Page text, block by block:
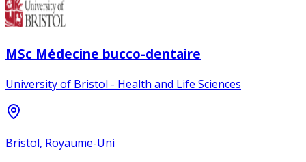
MSc Médecine bucco-dentaire
University of Bristol - Health and Life Sciences
Bristol, Royaume-Uni